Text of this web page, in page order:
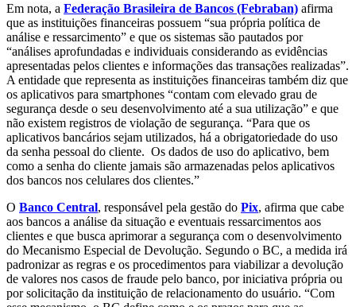
Em nota, a Federação Brasileira de Bancos (Febraban) afirma
que as instituições financeiras possuem “sua própria política de
análise e ressarcimento” e que os sistemas são pautados por
“análises aprofundadas e individuais considerando as evidências
apresentadas pelos clientes e informações das transações realizadas”.
A entidade que representa as instituições financeiras também diz que
os aplicativos para smartphones “contam com elevado grau de
segurança desde o seu desenvolvimento até a sua utilização” e que
não existem registros de violação de segurança. “Para que os
aplicativos bancários sejam utilizados, há a obrigatoriedade do uso
da senha pessoal do cliente. Os dados de uso do aplicativo, bem
como a senha do cliente jamais são armazenadas pelos aplicativos
dos bancos nos celulares dos clientes.”
O Banco Central, responsável pela gestão do Pix, afirma que cabe
aos bancos a análise da situação e eventuais ressarcimentos aos
clientes e que busca aprimorar a segurança com o desenvolvimento
do Mecanismo Especial de Devolução. Segundo o BC, a medida irá
padronizar as regras e os procedimentos para viabilizar a devolução
de valores nos casos de fraude pelo banco, por iniciativa própria ou
por solicitação da instituição de relacionamento do usuário. “Com